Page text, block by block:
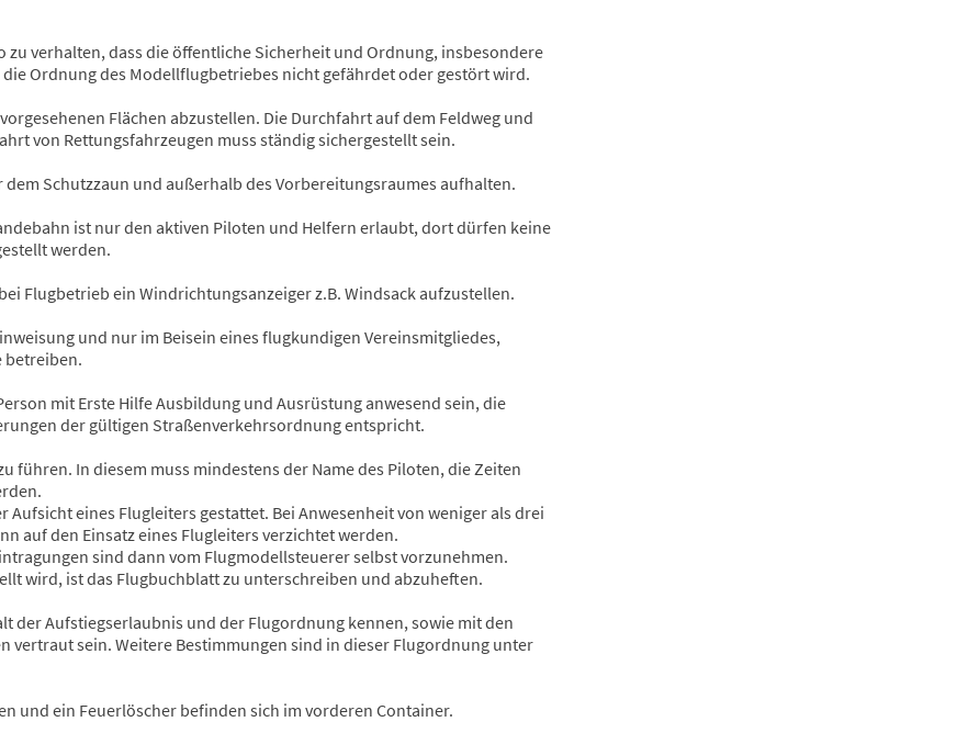
zu verhalten, dass die öffentliche Sicherheit und Ordnung, insbesondere
die Ordnung des Modellflugbetriebes nicht gefährdet oder gestört wird.
Flächen abzustellen. Die Durchfahrt auf dem Feldweg und
von Rettungsfahrzeugen muss ständig sichergestellt sein.
Schutzzaun und außerhalb des Vorbereitungsraumes aufhalten.
ist nur den aktiven Piloten und Helfern erlaubt, dort dürfen keine
werden.
Flugbetrieb ein Windrichtungsanzeiger z.B. Windsack aufzustellen.
und nur im Beisein eines flugkundigen Vereinsmitgliedes,
betreiben.
mit Erste Hilfe Ausbildung und Ausrüstung anwesend sein, die
der gültigen Straßenverkehrsordnung entspricht.
führen. In diesem muss mindestens der Name des Piloten, die Zeiten
eines Flugleiters gestattet. Bei Anwesenheit von weniger als drei
auf den Einsatz eines Flugleiters verzichtet werden.
sind dann vom Flugmodellsteuerer selbst vorzunehmen.
wird, ist das Flugbuchblatt zu unterschreiben und abzuheften.
der Aufstiegserlaubnis und der Flugordnung kennen, sowie mit den
vertraut sein. Weitere Bestimmungen sind in dieser Flugordnung unter
und ein Feuerlöscher befinden sich im vorderen Container.